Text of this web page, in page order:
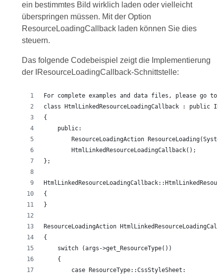
ein bestimmtes Bild wirklich laden oder vielleicht
überspringen müssen. Mit der Option
ResourceLoadingCallback laden können Sie dies
steuern.
Das folgende Codebeispiel zeigt die Implementierung
der IResourceLoadingCallback-Schnittstelle:
For complete examples and data files, please go to
class HtmlLinkedResourceLoadingCallback : public
{
    public:
ResourceLoadingAction
        HtmlLinkedResourceLoadingCallback();
};
{
}
ResourceLoadingAction
{
    switch (args->get_ResourceType())
    {
        case ResourceType::CssStyleSheet: